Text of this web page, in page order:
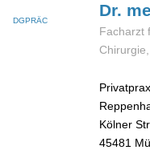
DGPRÄC
Dr.
Facharzt
Kölner
45481